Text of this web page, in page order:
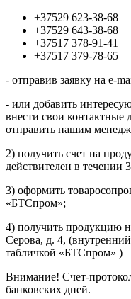
+37529 623-38-68
+37529 643-38-68
+37517 378-91-41
+37517 379-78-65
- отправив заявку на e-
- или добавить
внести свои контактные
отправить нашим
2) получить счет на
действителен в течении
3) оформить
«БТСпром»;
4) получить продукцию
Серова, д. 4,
табличкой «БТСпром» )
Внимание! Счет-
банковских дней.